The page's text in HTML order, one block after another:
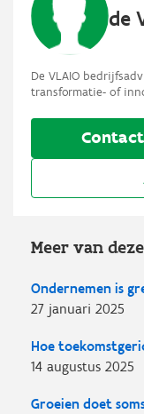
de
De VLAIO
transformatie- of
Contact
Meer van
Ondernemen is
27 januari 2025
Hoe
14 augustus 2025
Groeien doet